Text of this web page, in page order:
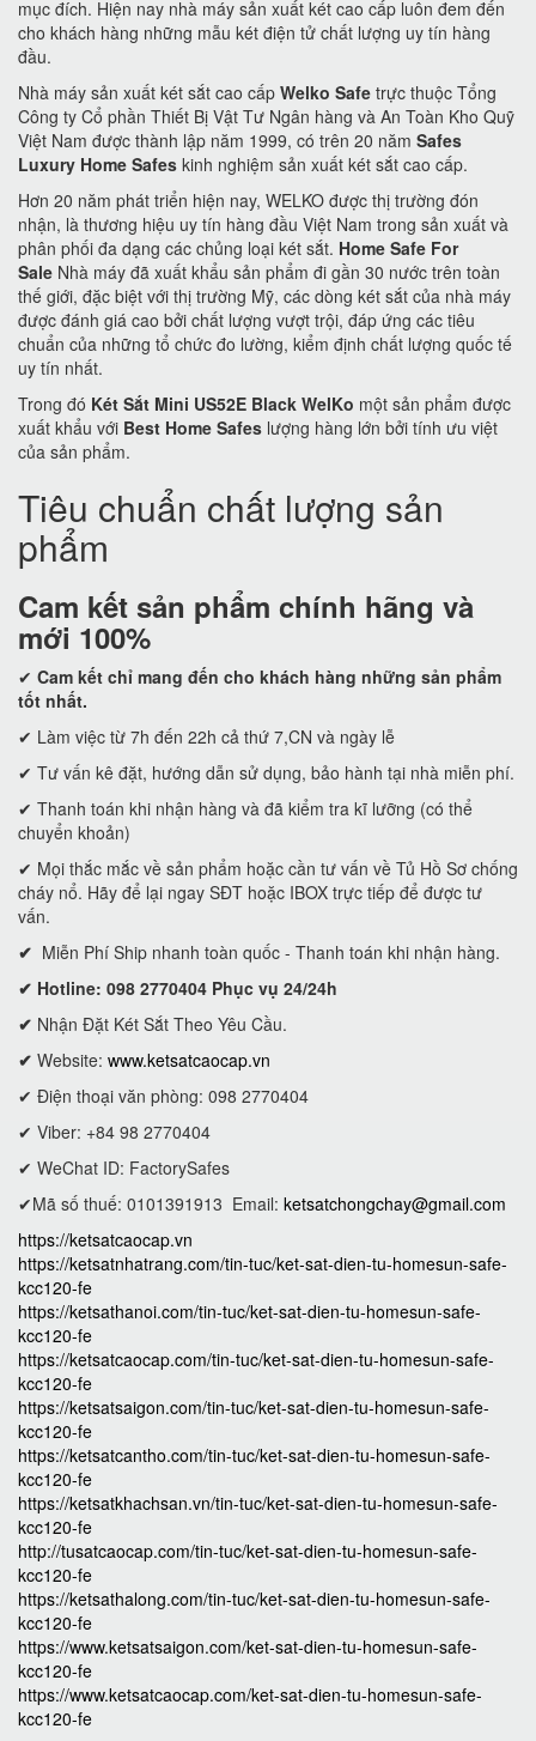
mục đích. Hiện nay nhà máy sản xuất két cao cấp luôn đem đến
cho khách hàng những mẫu két điện tử chất lượng uy tín hàng
đầu.
Nhà máy sản xuất két sắt cao cấp Welko Safe trực thuộc Tổng
Công ty Cổ phần Thiết Bị Vật Tư Ngân hàng và An Toàn Kho Quỹ
Việt Nam được thành lập năm 1999, có trên 20 năm Safes
Luxury Home Safes kinh nghiệm sản xuất két sắt cao cấp.
Hơn 20 năm phát triển hiện nay, WELKO được thị trường đón
nhận, là thương hiệu uy tín hàng đầu Việt Nam trong sản xuất và
phân phối đa dạng các chủng loại két sắt. Home Safe For
Sale Nhà máy đã xuất khẩu sản phẩm đi gần 30 nước trên toàn
thế giới, đặc biệt với thị trường Mỹ, các dòng két sắt của nhà máy
được đánh giá cao bởi chất lượng vượt trội, đáp ứng các tiêu
chuẩn của những tổ chức đo lường, kiểm định chất lượng quốc tế
uy tín nhất.
Trong đó Két Sắt Mini US52E Black WelKo một sản phẩm được
xuất khẩu với Best Home Safes lượng hàng lớn bởi tính ưu việt
của sản phẩm.
Tiêu chuẩn chất lượng sản
phẩm
Cam kết sản phẩm chính hãng và
mới 100%
✔ Cam kết chỉ mang đến cho khách hàng những sản phẩm
tốt nhất.
✔ Làm việc từ 7h đến 22h cả thứ 7,CN và ngày lễ
✔ Tư vấn kê đặt, hướng dẫn sử dụng, bảo hành tại nhà miễn phí.
✔ Thanh toán khi nhận hàng và đã kiểm tra kĩ lưỡng (có thể
chuyển khoản)
✔ Mọi thắc mắc về sản phẩm hoặc cần tư vấn về Tủ Hồ Sơ chống
cháy nổ. Hãy để lại ngay SĐT hoặc IBOX trực tiếp để được tư
vấn.
✔ Miễn Phí Ship nhanh toàn quốc - Thanh toán khi nhận hàng.
✔ Hotline: 098 2770404 Phục vụ 24/24h
✔ Nhận Đặt Két Sắt Theo Yêu Cầu.
✔ Website: www.ketsatcaocap.vn
✔ Điện thoại văn phòng: 098 2770404
✔ Viber: +84 98 2770404
✔ WeChat ID: FactorySafes
✔Mã số thuế: 0101391913 Email: ketsatchongchay@gmail.com
https://ketsatcaocap.vn
https://ketsatnhatrang.com/tin-tuc/ket-sat-dien-tu-homesun-safe-
kcc120-fe
https://ketsathanoi.com/tin-tuc/ket-sat-dien-tu-homesun-safe-
kcc120-fe
https://ketsatcaocap.com/tin-tuc/ket-sat-dien-tu-homesun-safe-
kcc120-fe
https://ketsatsaigon.com/tin-tuc/ket-sat-dien-tu-homesun-safe-
kcc120-fe
https://ketsatcantho.com/tin-tuc/ket-sat-dien-tu-homesun-safe-
kcc120-fe
https://ketsatkhachsan.vn/tin-tuc/ket-sat-dien-tu-homesun-safe-
kcc120-fe
http://tusatcaocap.com/tin-tuc/ket-sat-dien-tu-homesun-safe-
kcc120-fe
https://ketsathalong.com/tin-tuc/ket-sat-dien-tu-homesun-safe-
kcc120-fe
https://www.ketsatsaigon.com/ket-sat-dien-tu-homesun-safe-
kcc120-fe
https://www.ketsatcaocap.com/ket-sat-dien-tu-homesun-safe-
kcc120-fe